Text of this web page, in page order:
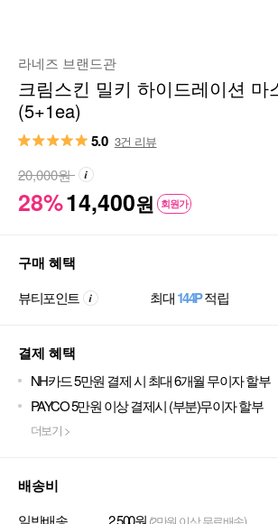
라네즈 브랜드관
크림스킨 밀키 하이드레이션 마
(5+1ea)
5.0 3건 리뷰
28%14,400원 회원가
20,000원
구매 혜택
뷰티포인트 최대144P적립
결제 혜택
NH카드 5만원 결제 시 최대 6개월 무이자 할부
PAYCO 5만원 이상 결제시 (부분)무이자 할부
더보기 >
배송비
일반배송 2,500원